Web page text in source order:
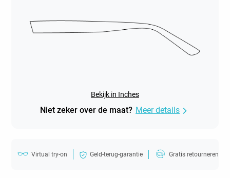
Bekijk in Inches
Niet zeker over de maat? Meer details
Virtual try-on Geld-terug-garantie Gratis retourneren